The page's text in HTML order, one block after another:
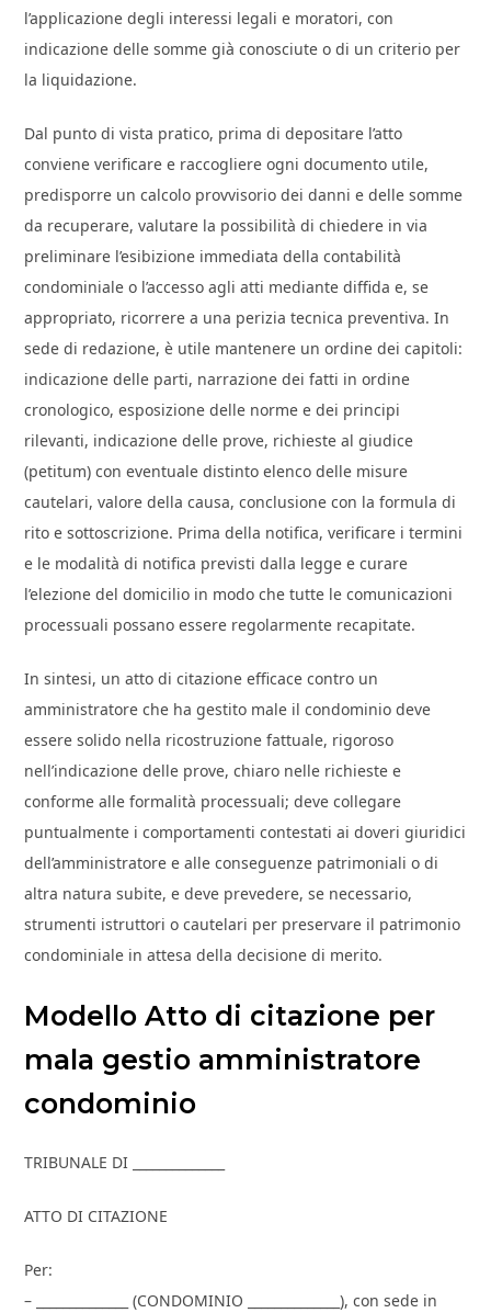
l’applicazione degli interessi legali e moratori, con
indicazione delle somme già conosciute o di un criterio per
la liquidazione.
Dal punto di vista pratico, prima di depositare l’atto
conviene verificare e raccogliere ogni documento utile,
predisporre un calcolo provvisorio dei danni e delle somme
da recuperare, valutare la possibilità di chiedere in via
preliminare l’esibizione immediata della contabilità
condominiale o l’accesso agli atti mediante diffida e, se
appropriato, ricorrere a una perizia tecnica preventiva. In
sede di redazione, è utile mantenere un ordine dei capitoli:
indicazione delle parti, narrazione dei fatti in ordine
cronologico, esposizione delle norme e dei principi
rilevanti, indicazione delle prove, richieste al giudice
(petitum) con eventuale distinto elenco delle misure
cautelari, valore della causa, conclusione con la formula di
rito e sottoscrizione. Prima della notifica, verificare i termini
e le modalità di notifica previsti dalla legge e curare
l’elezione del domicilio in modo che tutte le comunicazioni
processuali possano essere regolarmente recapitate.
In sintesi, un atto di citazione efficace contro un
amministratore che ha gestito male il condominio deve
essere solido nella ricostruzione fattuale, rigoroso
nell’indicazione delle prove, chiaro nelle richieste e
conforme alle formalità processuali; deve collegare
puntualmente i comportamenti contestati ai doveri giuridici
dell’amministratore e alle conseguenze patrimoniali o di
altra natura subite, e deve prevedere, se necessario,
strumenti istruttori o cautelari per preservare il patrimonio
condominiale in attesa della decisione di merito.
Modello Atto di citazione per
mala gestio amministratore
condominio​
TRIBUNALE DI ______________
ATTO DI CITAZIONE
Per:
– ______________ (CONDOMINIO ______________), con sede in